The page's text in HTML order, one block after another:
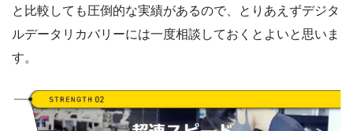
と比較しても圧倒的な実績があるので、とりあえずデジタ
ルデータリカバリーには一度相談しておくとよいと思いま
す。